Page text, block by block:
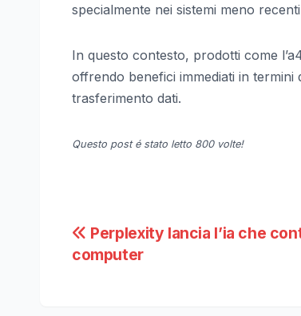
specialmente nei sistemi meno
In questo contesto, prodotti come
offrendo benefici immediati in termini
trasferimento dati.
Questo post é stato letto 800 volte!
Navigazione
articoli
Perplexity lancia l’ia che
computer